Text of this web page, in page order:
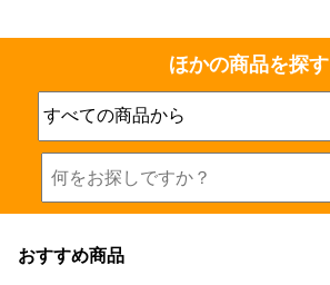
ほかの商品を探す
おすすめ商品